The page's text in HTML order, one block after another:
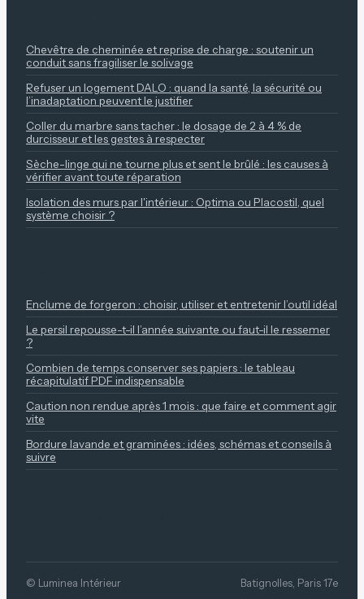
Chevêtre de cheminée et reprise de charge : soutenir un
conduit sans fragiliser le solivage
Refuser un logement DALO : quand la santé, la sécurité ou
l’inadaptation peuvent le justifier
Coller du marbre sans tacher : le dosage de 2 à 4 % de
durcisseur et les gestes à respecter
Sèche-linge qui ne tourne plus et sent le brûlé : les causes à
vérifier avant toute réparation
Isolation des murs par l'intérieur : Optima ou Placostil, quel
système choisir ?
Enclume de forgeron : choisir, utiliser et entretenir l’outil idéal
Le persil repousse-t-il l’année suivante ou faut-il le ressemer
?
Combien de temps conserver ses papiers : le tableau
récapitulatif PDF indispensable
Caution non rendue après 1 mois : que faire et comment agir
vite
Bordure lavande et graminées : idées, schémas et conseils à
suivre
© Luminea Intérieur Batignolles, Paris 17e